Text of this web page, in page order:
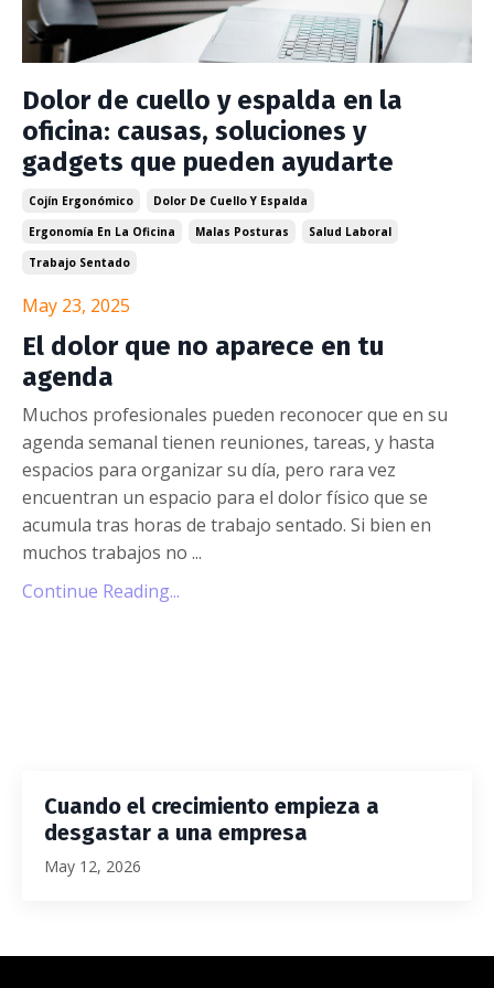
Dolor de cuello y espalda en la
oficina: causas, soluciones y
gadgets que pueden ayudarte
Cojín Ergonómico
Dolor De Cuello Y Espalda
Ergonomía En La Oficina
Malas Posturas
Salud Laboral
Trabajo Sentado
May 23, 2025
El dolor que no aparece en tu
agenda
Muchos profesionales pueden reconocer que en su
agenda semanal tienen reuniones, tareas, y hasta
espacios para organizar su día, pero rara vez
encuentran un espacio para el dolor físico que se
acumula tras horas de trabajo sentado. Si bien en
muchos trabajos no ...
Continue Reading...
Cuando el crecimiento empieza a
desgastar a una empresa
May 12, 2026